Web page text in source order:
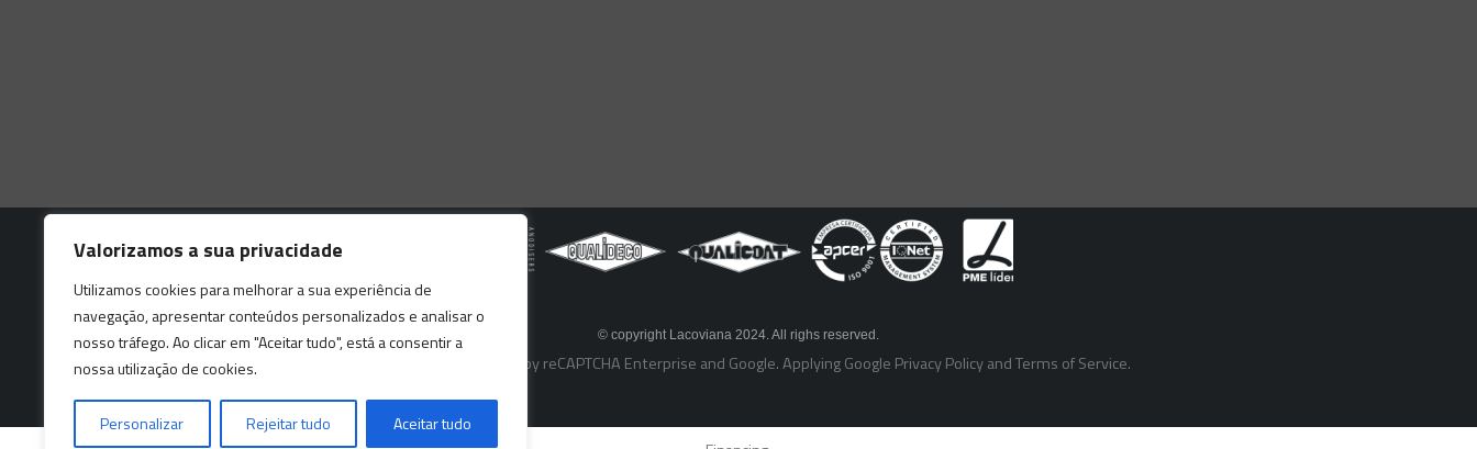
Valorizamos a sua privacidade
Utilizamos cookies para melhorar a sua experiência de
navegação, apresentar conteúdos personalizados e analisar o
nosso tráfego. Ao clicar em "Aceitar tudo", está a consentir a
nossa utilização de cookies.
Personalizar Rejeitar tudo Aceitar tudo
© copyright Lacoviana 2024. All righs reserved.
This website is protected by reCAPTCHA Enterprise and Google. Applying Google Privacy PolicyandTerms of Service.